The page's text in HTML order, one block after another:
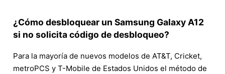
¿Cómo desbloquear un Samsung Galaxy A12
si no solicita código de desbloqueo?
Para la mayoría de nuevos modelos de AT&T, Cricket,
metroPCS y T-Mobile de Estados Unidos el método de